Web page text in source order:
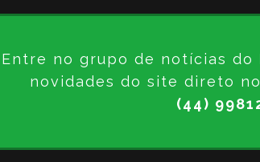
Entre no grupo de notícias do
novidades do site direto
(44)